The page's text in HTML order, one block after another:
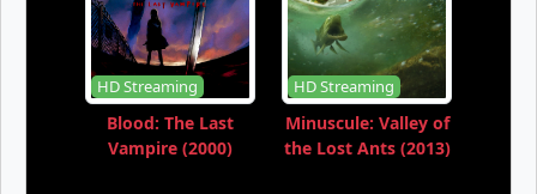
HD Streaming
Blood: The Last
Vampire (2000)
HD Streaming
Minuscule: Valley of
the Lost Ants (2013)